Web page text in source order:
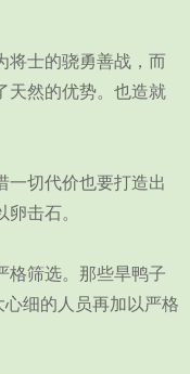
士的骁勇善战，而
天然的优势。也造就
切代价也要打造出
击石。
筛选。那些旱鸭子
细的人员再加以严格